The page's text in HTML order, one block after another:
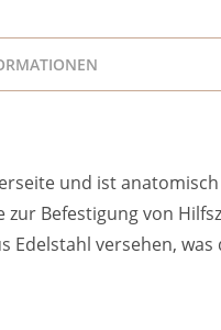
und ist
Befestigung von
versehen,